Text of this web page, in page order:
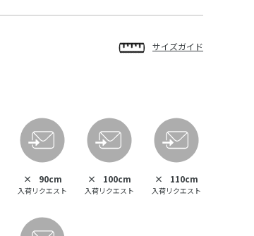
サイズガイド
× 90cm
入荷リクエスト
× 100cm
入荷リクエスト
× 110cm
入荷リクエスト